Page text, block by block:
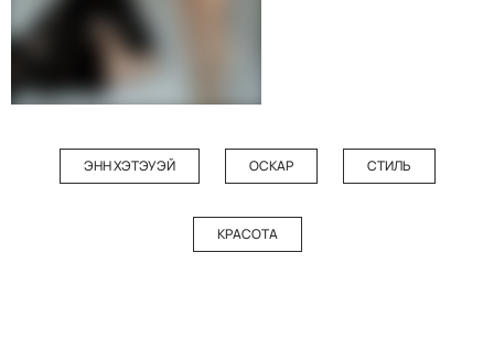
ЭНН ХЭТЭУЭЙ ОСКАР СТИЛЬ
КРАСОТА